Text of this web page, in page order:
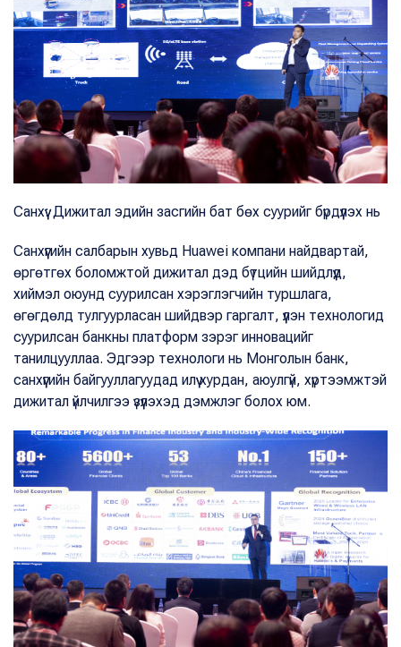
Санхүү: Дижитал эдийн засгийн бат бөх суурийг бүрдүүлэх нь
Санхүүгийн салбарын хувьд Huawei компани найдвартай,
өргөтгөх боломжтой дижитал дэд бүтцийн шийдлүүд,
хиймэл оюунд суурилсан хэрэглэгчийн туршлага,
өгөгдөлд тулгуурласан шийдвэр гаргалт, үүлэн технологид
суурилсан банкны платформ зэрэг инновацийг
танилцууллаа. Эдгээр технологи нь Монголын банк,
санхүүгийн байгууллагуудад илүү хурдан, аюулгүй, хүртээмжтэй
дижитал үйлчилгээ үзүүлэхэд дэмжлэг болох юм.